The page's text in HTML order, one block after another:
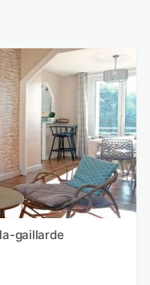
gaillarde